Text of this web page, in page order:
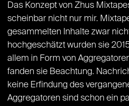
Das Konzept von Zhus
scheinbar nicht nur mir.
gesammelten Inhalte zwar
hochgeschätzt wurden sie
allem in Form von
fanden sie Beachtung.
keine Erfindung des
Aggregatoren sind schon ein